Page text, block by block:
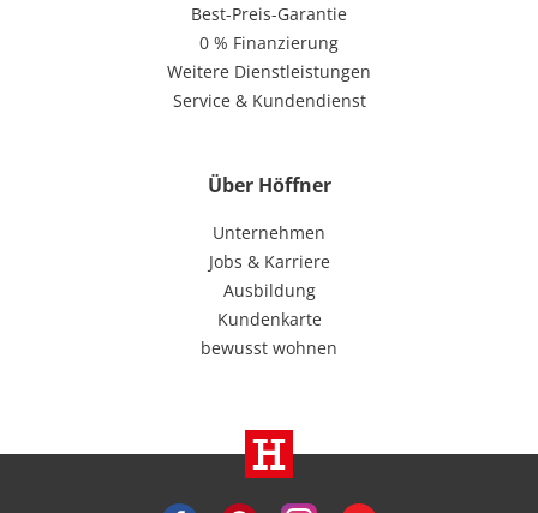
Best-Preis-Garantie
0 % Finanzierung
Weitere Dienstleistungen
Service & Kundendienst
Über Höffner
Unternehmen
Jobs & Karriere
Ausbildung
Kundenkarte
bewusst wohnen